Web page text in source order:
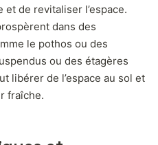
de revitaliser l’espace.
dans des
le pothos ou des
ou des étagères
libérer de l’espace au sol et
fraîche.